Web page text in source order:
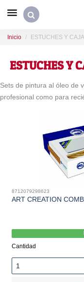
Inicio ESTUCHES Y
ESTUCHES Y
Sets de pintura al óleo de
profesional como para
8712079298623
ART CREATION
Cantidad